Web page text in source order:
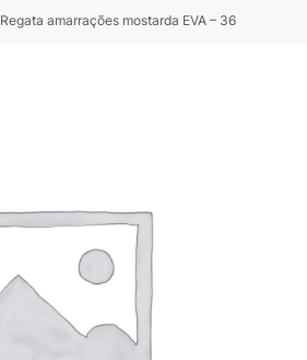
Regata amarrações mostarda EVA – 36